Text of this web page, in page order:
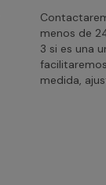
menos de
3 si es una
medida,